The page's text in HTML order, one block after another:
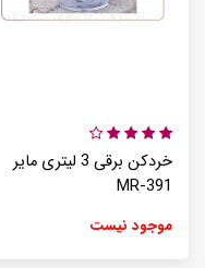
خردکن برقی 3 لیتری مایر
MR-391
موجود نیست